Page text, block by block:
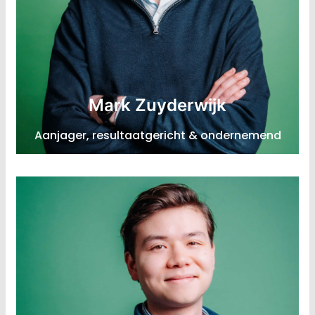
Mark Zuyderwijk
Aanjager, resultaatgericht & ondernemend
Senior Consultant Ketenregie & Samenwerking
Expertise: Energiesector, maakindustrie,
ketensamenwerking
LinkedIn